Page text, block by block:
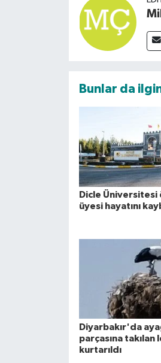
Bunlar da
Dicle
üyesi hayatını
Diyarbakır'da
parçasına takılan
kurtarıldı